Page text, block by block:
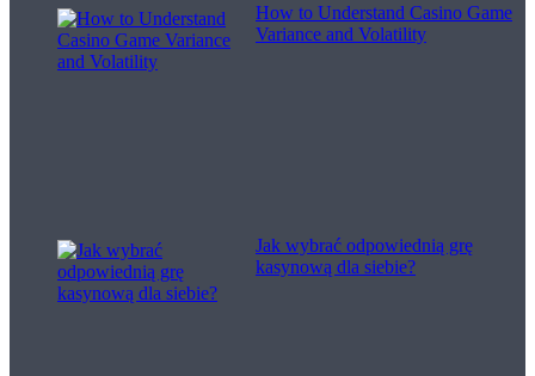
How to Understand Casino Game
Variance and Volatility
Jak wybrać odpowiednią grę
kasynową dla siebie?